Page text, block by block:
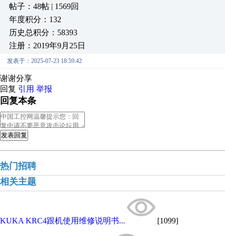
帖子：48帖 | 1569回
年度积分：132
历史总积分：58393
注册：2019年9月25日
发表于：2025-07-23 18:59:42
谢谢分享
回复 引用 举报
回复本条
发表回复
热门招聘
相关主题
KUKA KRC4跟机使用维修说明书... [1099]